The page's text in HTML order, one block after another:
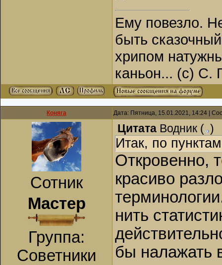
Ему повезло.
быть
хрипом
каньон... (с) С.
Коняга Дата: Пятница, 15.01.2021, 14:24 |
Сотник
Мастер
Группа:
Советники
Цитата Водник ( )
Итак, по
Откровенно,
красиво
нить
бы налажать